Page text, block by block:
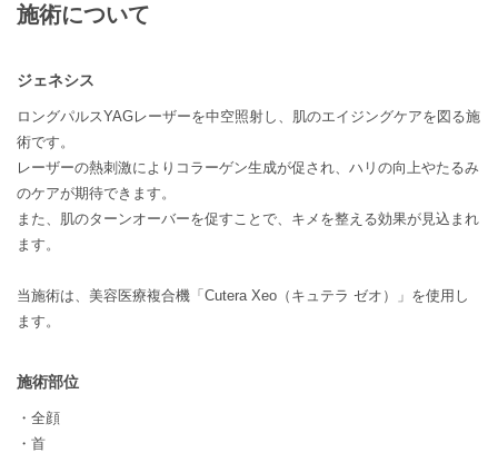
施術について
ジェネシス
ロングパルスYAGレーザーを中空照射し、肌のエイジングケアを図る施
術です。
レーザーの熱刺激によりコラーゲン生成が促され、ハリの向上やたるみ
のケアが期待できます。
また、肌のターンオーバーを促すことで、キメを整える効果が見込まれ
ます。
当施術は、美容医療複合機「Cutera Xeo（キュテラ ゼオ）」を使用し
ます。
施術部位
・全顔
・首